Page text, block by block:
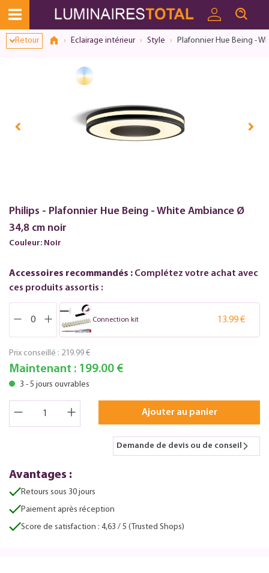
Retour Eclairage intérieur Style Plafonnier Hue Being -
Philips - Plafonnier Hue Being - White Ambiance Ø
34,8 cm noir
Couleur: Noir
Accessoires recommandés : Complétez votre achat avec
ces produits assortis :
Connection kit 13.99 €
Prix conseillé : 219.99 €
Maintenant : 199.00 €
3 - 5 jours ouvrables
Ajouter au panier
Demande de devis ou de conseil
Avantages :
Retours sous 30 jours
Paiement après réception
Score de satisfaction : 4,63 / 5 (Trusted Shops)